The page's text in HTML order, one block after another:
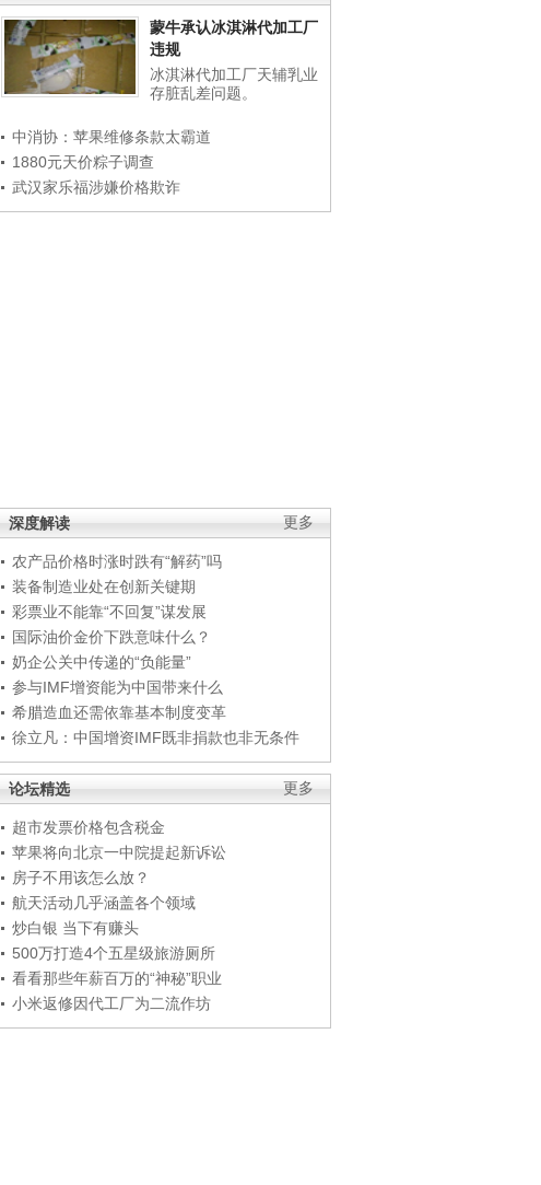
蒙牛承认冰淇淋代加工厂
违规
冰淇淋代加工厂天辅乳业
存脏乱差问题。
中消协：苹果维修条款太霸道
1880元天价粽子调查
武汉家乐福涉嫌价格欺诈
更多
深度解读
农产品价格时涨时跌有“解药”吗
装备制造业处在创新关键期
彩票业不能靠“不回复”谋发展
国际油价金价下跌意味什么？
奶企公关中传递的“负能量”
参与IMF增资能为中国带来什么
希腊造血还需依靠基本制度变革
徐立凡：中国增资IMF既非捐款也非无条件
更多
论坛精选
超市发票价格包含税金
苹果将向北京一中院提起新诉讼
房子不用该怎么放？
航天活动几乎涵盖各个领域
炒白银 当下有赚头
500万打造4个五星级旅游厕所
看看那些年薪百万的“神秘”职业
小米返修因代工厂为二流作坊